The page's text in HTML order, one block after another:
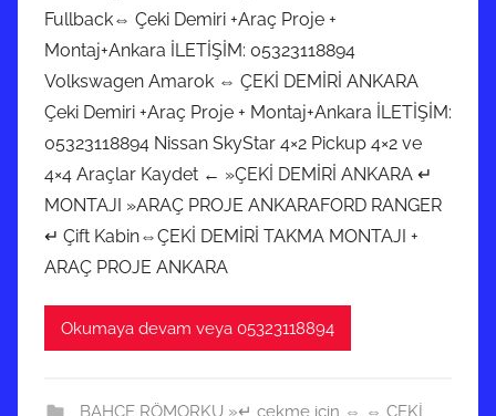
Fullback⇔ Çeki Demiri +Araç Proje +
Montaj+Ankara İLETİŞİM: 05323118894
Volkswagen Amarok ⇔ ÇEKİ DEMİRİ ANKARA
Çeki Demiri +Araç Proje + Montaj+Ankara İLETİŞİM:
05323118894 Nissan SkyStar 4×2 Pickup 4×2 ve
4×4 Araçlar Kaydet ← »ÇEKİ DEMİRİ ANKARA ↵
MONTAJI »ARAÇ PROJE ANKARAFORD RANGER
↵ Çift Kabin⇔ÇEKİ DEMİRİ TAKMA MONTAJI +
ARAÇ PROJE ANKARA
Okumaya devam veya 05323118894
BAHÇE RÖMORKU »↵ çekme için ⇔ ⇔ ÇEKİ